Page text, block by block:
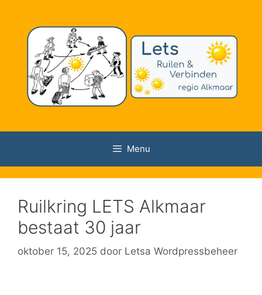
Menu
Ruilkring LETS Alkmaar
bestaat 30 jaar
oktober 15, 2025 door Letsa Wordpressbeheer